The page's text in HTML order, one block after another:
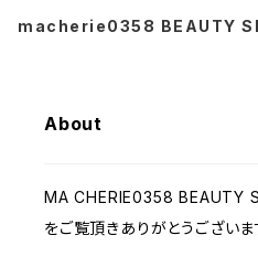
About
MA CHERIE0358 BEAUTY
をご覧頂きありがとうございま